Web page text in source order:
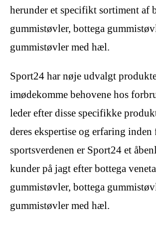
herunder et specifikt sortiment af
gummistøvler, bottega
gummistøvler med hæl.
Sport24 har nøje udvalgt
imødekomme behovene hos
leder efter disse specifikke
deres ekspertise og erfaring inden
sportsverdenen er Sport24 et
kunder på jagt efter bottega veneta
gummistøvler, bottega
gummistøvler med hæl.